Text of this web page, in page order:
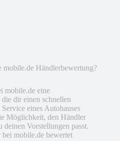
Händlerbewertung?
mobile.de eine
dir einen schnellen
eines Autohauses
Möglichkeit, den Händler
deinen Vorstellungen passt.
mobile.de bewertet